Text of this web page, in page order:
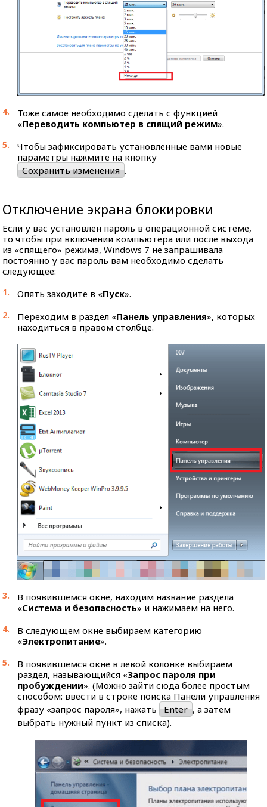
Тоже самое необходимо сделать с функцией
«Переводить компьютер в спящий режим».
Чтобы зафиксировать установленные вами новые
параметры нажмите на кнопку
Сохранить изменения .
Отключение экрана блокировки
Если у вас установлен пароль в операционной системе,
то чтобы при включении компьютера или после выхода
из «спящего» режима, Windows 7 не запрашивала
постоянно у вас пароль вам необходимо сделать
следующее:
Опять заходите в «Пуск».
Переходим в раздел «Панель управления», которых
находиться в правом столбце.
В появившемся окне, находим название раздела
«Система и безопасность» и нажимаем на него.
В следующем окне выбираем категорию
«Электропитание».
В появившемся окне в левой колонке выбираем
раздел, называющийся «Запрос пароля при
пробуждении». (Можно зайти сюда более простым
способом: ввести в строке поиска Панели управления
фразу «запрос пароля», нажать
Enter , а затем
выбрать нужный пункт из списка).